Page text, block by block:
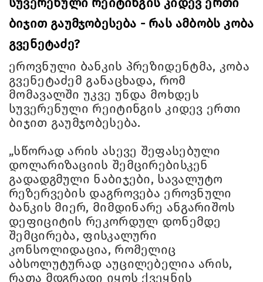
ბიჯით გაუმჯობესება - რას ამბობს კობა
გვენეტაძე?
ეროვნული ბანკის პრეზიდენტმა, კობა
გვენეტაძემ განაცხადა, რომ
მომავალში უკვე უნდა მოხდეს
სუვერენული რეიტინგის კიდევ ერთი
ბიჯით გაუმჯობესება.
„სწორად არის ასევე შეფასებული
დოლარიზაციის შემცირებისკენ
გადადგმული ნაბიჯები, სავალუტო
რეზერვების დაგროვება ეროვნული
ბანკის მიერ, მიმდინარე ანგარიშოს
დეფიციტის რეკორდულ დონემდე
შემცირება, ფისკალური
კონსოლიდაცია, რომელიც
აბსოლუტურად აუცილებელია არის,
რათა მდგრადი იყოს ქვეყნის